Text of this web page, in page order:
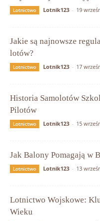
Lotnictwo Lotnik123 - 19
Jakie są najnowsze
lotów?
Lotnictwo Lotnik123 - 17
Historia Samolotów
Pilotów
Lotnictwo Lotnik123 - 15
Jak Balony Pomagają w
Lotnictwo Lotnik123 - 13
Lotnictwo Wojskowe:
Wieku